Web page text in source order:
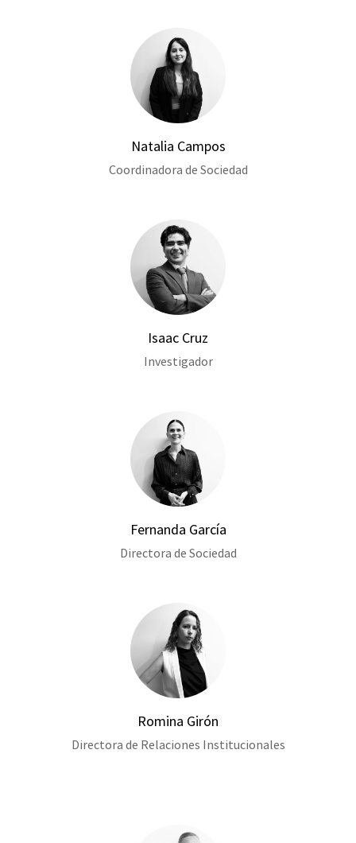
Natalia Campos
Coordinadora de Sociedad
Isaac Cruz
Investigador
Fernanda García
Directora de Sociedad
Romina Girón
Directora de Relaciones Institucionales